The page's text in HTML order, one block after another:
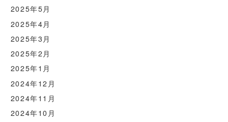
2025年5月
2025年4月
2025年3月
2025年2月
2025年1月
2024年12月
2024年11月
2024年10月